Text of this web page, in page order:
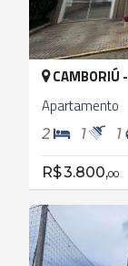
CAMBORIÚ -
Apartamento
2 1 1
R$ 3.800,00